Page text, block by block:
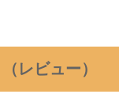
レビュー）